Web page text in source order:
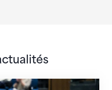
du monde